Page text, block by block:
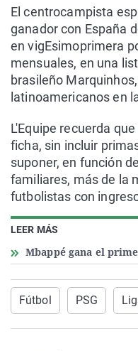
LEER MÁS
Mbappé gana el
El centrocampista
ganador con España
en vigEsimoprimera
mensuales, en una
brasileño
latinoamericanos en
L'Equipe recuerda
ficha, sin incluir
suponer, en función
familiares, más de la
futbolistas con
Fútbol PSG